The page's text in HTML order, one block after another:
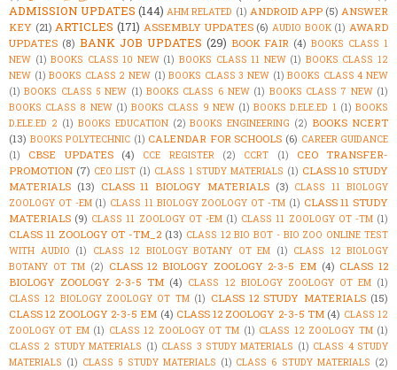
ADMISSION UPDATES (144) AHM RELATED (1) ANDROID APP (5) ANSWER
KEY (21) ARTICLES (171) ASSEMBLY UPDATES (6) AUDIO BOOK (1) AWARD
UPDATES (8) BANK JOB UPDATES (29) BOOK FAIR (4) BOOKS CLASS 1
NEW (1) BOOKS CLASS 10 NEW (1) BOOKS CLASS 11 NEW (1) BOOKS CLASS 12
NEW (1) BOOKS CLASS 2 NEW (1) BOOKS CLASS 3 NEW (1) BOOKS CLASS 4 NEW
(1) BOOKS CLASS 5 NEW (1) BOOKS CLASS 6 NEW (1) BOOKS CLASS 7 NEW (1)
BOOKS CLASS 8 NEW (1) BOOKS CLASS 9 NEW (1) BOOKS D.ELE.ED 1 (1) BOOKS
D.ELE.ED 2 (1) BOOKS EDUCATION (2) BOOKS ENGINEERING (2) BOOKS NCERT
(13) BOOKS POLYTECHNIC (1) CALENDAR FOR SCHOOLS (6) CAREER GUIDANCE
(1)
CBSE UPDATES (4) CCE REGISTER (2) CCRT (1)
CEO TRANSFER-
PROMOTION (7) CEO LIST (1) CLASS 1 STUDY MATERIALS (1) CLASS 10 STUDY
MATERIALS (13) CLASS 11 BIOLOGY MATERIALS (3) CLASS 11 BIOLOGY
ZOOLOGY OT -EM (1) CLASS 11 BIOLOGY ZOOLOGY OT -TM (1) CLASS 11 STUDY
MATERIALS (9) CLASS 11 ZOOLOGY OT -EM (1) CLASS 11 ZOOLOGY OT -TM (1)
CLASS 11 ZOOLOGY OT -TM_2 (13) CLASS 12 BIO BOT - BIO ZOO ONLINE TEST
WITH AUDIO (1) CLASS 12 BIOLOGY BOTANY OT EM (1) CLASS 12 BIOLOGY
BOTANY OT TM (2) CLASS 12 BIOLOGY ZOOLOGY 2-3-5 EM (4) CLASS 12
BIOLOGY ZOOLOGY 2-3-5 TM (4) CLASS 12 BIOLOGY ZOOLOGY OT EM (1)
CLASS 12 BIOLOGY ZOOLOGY OT TM (1) CLASS 12 STUDY MATERIALS (15)
CLASS 12 ZOOLOGY 2-3-5 EM (4) CLASS 12 ZOOLOGY 2-3-5 TM (4) CLASS 12
ZOOLOGY OT EM (1) CLASS 12 ZOOLOGY OT TM (1) CLASS 12 ZOOLOGY TM (1)
CLASS 2 STUDY MATERIALS (1) CLASS 3 STUDY MATERIALS (1) CLASS 4 STUDY
MATERIALS (1) CLASS 5 STUDY MATERIALS (1) CLASS 6 STUDY MATERIALS (2)